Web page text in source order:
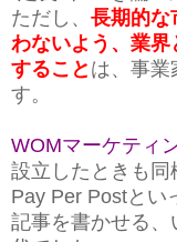
ただし、 長期的な
わないよう、業
すること は、事業
す。
WOMマーケティ
設立したときも同
Pay Per Postとい
記事を書かせる